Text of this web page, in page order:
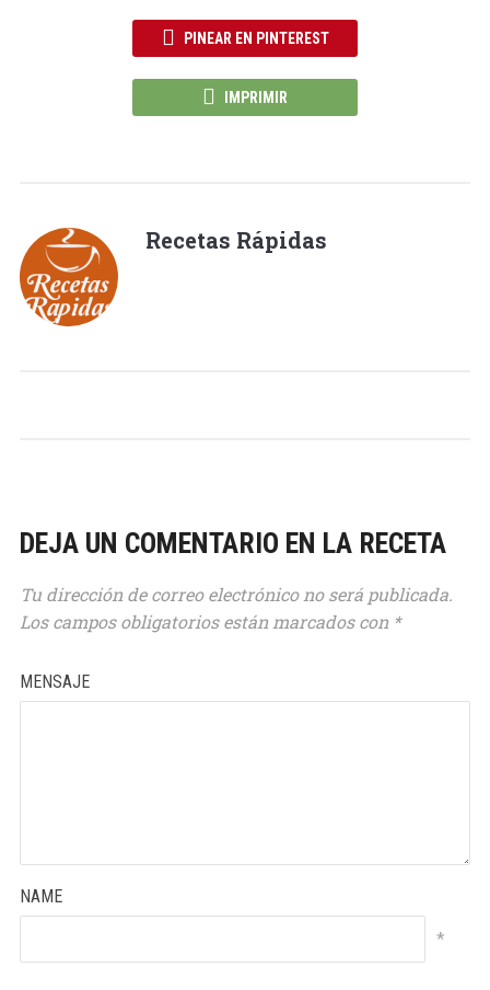
PINEAR EN PINTEREST
IMPRIMIR
Recetas Rápidas
DEJA UN COMENTARIO EN LA RECETA
Tu dirección de correo electrónico no será publicada.
Los campos obligatorios están marcados con *
MENSAJE
NAME
*